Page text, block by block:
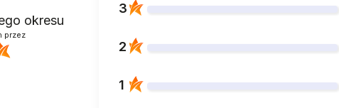
okresu
przez
3
2
1